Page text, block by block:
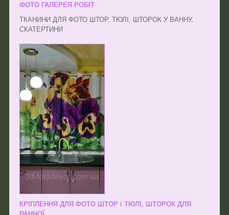
ФОТО ГАЛЕРЕЯ РОБІТ
ТКАНИНИ ДЛЯ ФОТО ШТОР, ТЮЛІ, ШТОРОК У ВАННУ,
СКАТЕРТИНИ
КРІПЛЕННЯ ДЛЯ ФОТО ШТОР і ТЮЛІ, ШТОРОК ДЛЯ